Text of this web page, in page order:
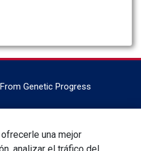
una mejor
una división de Genus plc.